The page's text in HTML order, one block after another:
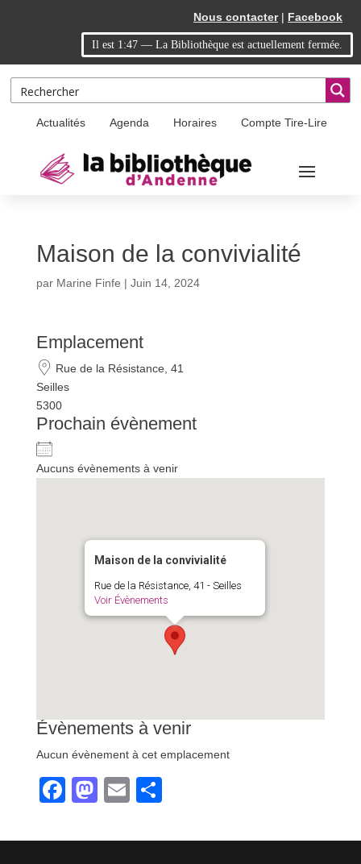
navigation
Nous contacter| Facebook
Il est 1:47 — La Bibliothèque est actuellement fermée.
Actualités Agenda Horaires Compte Tire-Lire
Maison de la convivialité
par Marine Finfe | Juin 14, 2024
Emplacement
Rue de la Résistance, 41
Seilles
5300
Prochain évènement
Aucuns évènements à venir
Maison de la convivialité
Rue de la Résistance, 41 - Seilles
Voir Évènements
Évènements à venir
Aucun évènement à cet emplacement
F
c
M
st
E
ail ta